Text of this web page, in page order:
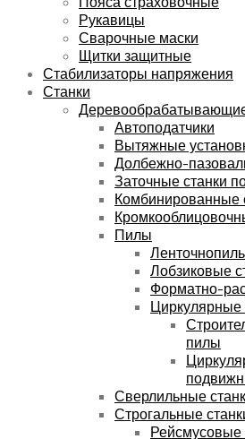
Рукавицы
Сварочные маски
Щитки защитные
Стабилизаторы напряжения
Станки
Автоподатчики
Вытяжные
Долбежно-
Заточные станки
Комбинированные
Пилы
Лобзиковые
Форматно-
пилы
Сверлильные
Строгальные
Рейсмусовые